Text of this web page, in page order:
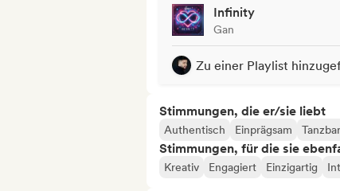
Infinity
Gan
Zu einer Playlist
Stimmungen, die er/sie liebt
Authentisch Einprägsam Tanzbar
Stimmungen, für die sie
Kreativ Engagiert Einzigartig